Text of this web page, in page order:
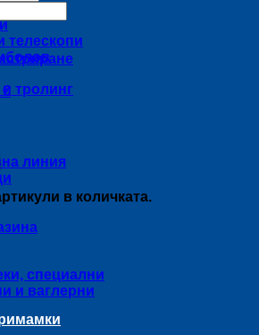
€
в количката.
телескопи
тролинг
линия
специални
и ваглерни